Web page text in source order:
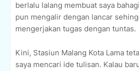
berlalu lalang membuat saya
pun mengalir dengan lancar
mengerjakan tugas dengan tuntas.
Kini, Stasiun Malang Kota Lama
saya mencari ide tulisan. Kalau